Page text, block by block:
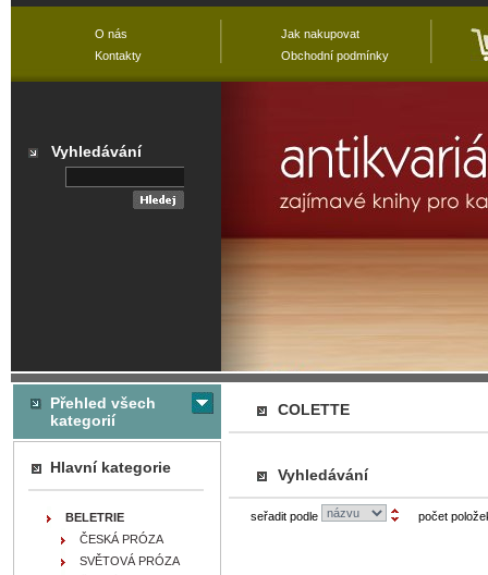
COLETTE
Vyhledávání
seřadit podle počet
Přehled všech
kategorií
Hlavní kategorie
BELETRIE
ČESKÁ PRÓZA
SVĚTOVÁ PRÓZA
O nás
Kontakty
Jak nakupovat
Obchodní podmínky
Vyhledávání